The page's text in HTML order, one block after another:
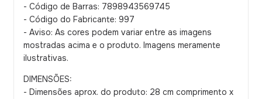
- Código de Barras: 7898943569745
- Código do Fabricante: 997
- Aviso: As cores podem variar entre as imagens
mostradas acima e o produto. Imagens meramente
ilustrativas.
DIMENSÕES:
- Dimensões aprox. do produto: 28 cm comprimento x